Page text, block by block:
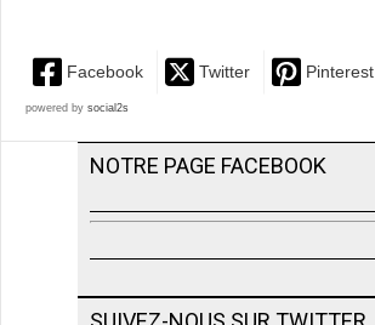
Facebook Twitter Pinterest
powered by social2s
NOTRE PAGE FACEBOOK